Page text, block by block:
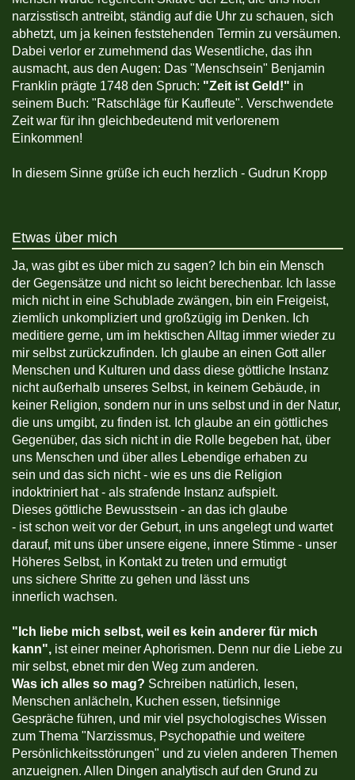
narzisstisch antreibt, ständig auf die Uhr zu schauen, sich
abhetzt, um ja keinen feststehenden Termin zu versäumen.
Dabei verlor er zumehmend das Wesentliche, das ihn
ausmacht, aus den Augen: Das "Menschsein" Benjamin
Franklin prägte 1748 den Spruch: "Zeit ist Geld!" in
seinem Buch: "Ratschläge für Kaufleute". Verschwendete
Zeit war für ihn gleichbedeutend mit verlorenem
Einkommen!
In diesem Sinne grüße ich euch herzlich - Gudrun Kropp
Etwas über mich
Ja, was gibt es über mich zu sagen? Ich bin ein Mensch
der Gegensätze und nicht so leicht berechenbar. Ich lasse
mich nicht in eine Schublade zwängen, bin ein Freigeist,
ziemlich unkompliziert und großzügig im Denken. Ich
meditiere gerne, um im hektischen Alltag immer wieder zu
mir selbst zurückzufinden. Ich glaube an einen Gott aller
Menschen und Kulturen und dass diese göttliche Instanz
nicht außerhalb unseres Selbst, in keinem Gebäude, in
keiner Religion, sondern nur in uns selbst und in der Natur,
die uns umgibt, zu finden ist. Ich glaube an ein göttliches
Gegenüber, das sich nicht in die Rolle begeben hat, über
uns Menschen und über alles Lebendige erhaben zu
sein und das sich nicht - wie es uns die Religion
indoktriniert hat - als strafende Instanz aufspielt.
Dieses göttliche Bewusstsein - an das ich glaube
- ist schon weit vor der Geburt, in uns angelegt und wartet
darauf, mit uns über unsere eigene, innere Stimme - unser
Höheres Selbst, in Kontakt zu treten und ermutigt
uns sichere Shritte zu gehen und lässt uns
innerlich wachsen.
" Ich liebe mich selbst, weil es kein anderer für mich
kann", ist einer meiner Aphorismen. Denn nur die Liebe zu
mir selbst, ebnet mir den Weg zum anderen.
Was ich alles so mag? Schreiben natürlich, lesen,
Menschen anlächeln, Kuchen essen, tiefsinnige
Gespräche führen, und mir viel psychologisches Wissen
zum Thema "Narzissmus, Psychopathie und weitere
Persönlichkeitsstörungen" und zu vielen anderen Themen
anzueignen. Allen Dingen analytisch auf den Grund zu